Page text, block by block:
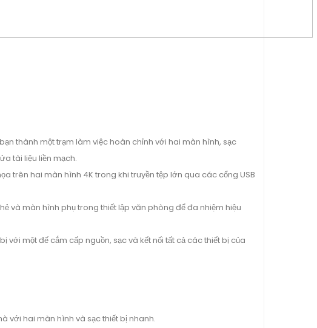
thành một trạm làm việc hoàn chỉnh với hai màn hình, sạc
tài liệu liền mạch.
trên hai màn hình 4K trong khi truyền tệp lớn qua các cổng USB
và màn hình phụ trong thiết lập văn phòng để đa nhiệm hiệu
với một đế cắm cấp nguồn, sạc và kết nối tất cả các thiết bị của
với hai màn hình và sạc thiết bị nhanh.